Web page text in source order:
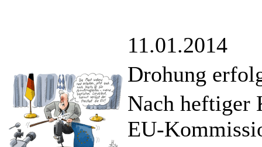
11.01.2014
Drohung
Nach heftiger
EU-